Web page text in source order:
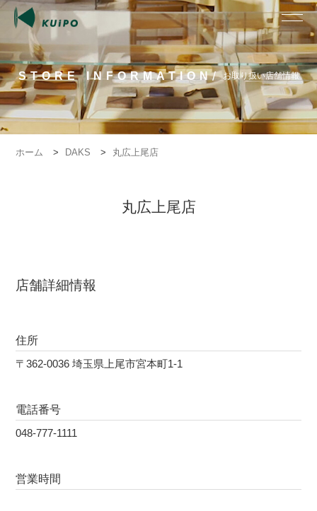
STORE INFORMATION/ お取り扱い店舗情報
ホーム > DAKS > 丸広上尾店
丸広上尾店
店舗詳細情報
住所
〒362-0036 埼玉県上尾市宮本町1-1
電話番号
048-777-1111
営業時間